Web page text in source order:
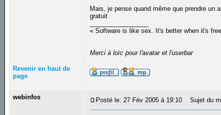
Mais, je pense quand même que prendre un
gratuit
« Software is like sex. It's better when it's
Merci à loïc pour l'avatar et l'userbar
Revenir en haut de
page
webinfos Posté le: 27 Fév 2005 à 19:10 Sujet du